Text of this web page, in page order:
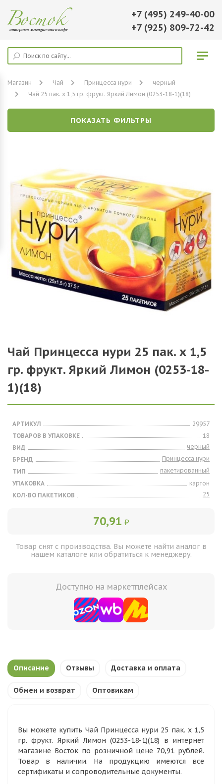
+7 (495) 249-40-00
+7 (925) 809-72-42
Магазин Чай Принцесса нури
черный
Чай 25 пак. х 1,5 гр. фрукт. Яркий Лимон (0253-18-1)(18)
ПОКАЗАТЬ ФИЛЬТРЫ
Чай Принцесса нури 25 пак. х 1,5
гр. фрукт. Яркий Лимон (0253-18-
1)(18)
АРТИКУЛ
29957
ТОВАРОВ В УПАКОВКЕ
18
ВИД
черный
БРЕНД
Принцесса нури
ТИП
пакетированный
УПАКОВКА
картон
КОЛ-ВО ПАКЕТИКОВ
25
70,91 ₽
Товар снят с производства. Вы можете найти аналог в
нашем каталоге или обратиться к менеджеру.
Доступно на маркетплейсах
Описание Отзывы Доставка и оплата
Обмен и возврат Оптовикам
Вы можете купить Чай Принцесса нури 25 пак. х 1,5
гр. фрукт. Яркий Лимон (0253-18-1)(18) в интернет
магазине Восток по розничной цене 70,91 рублей.
Товар в наличии. На продукцию имеются все
сертификаты и сопроводительные документы.